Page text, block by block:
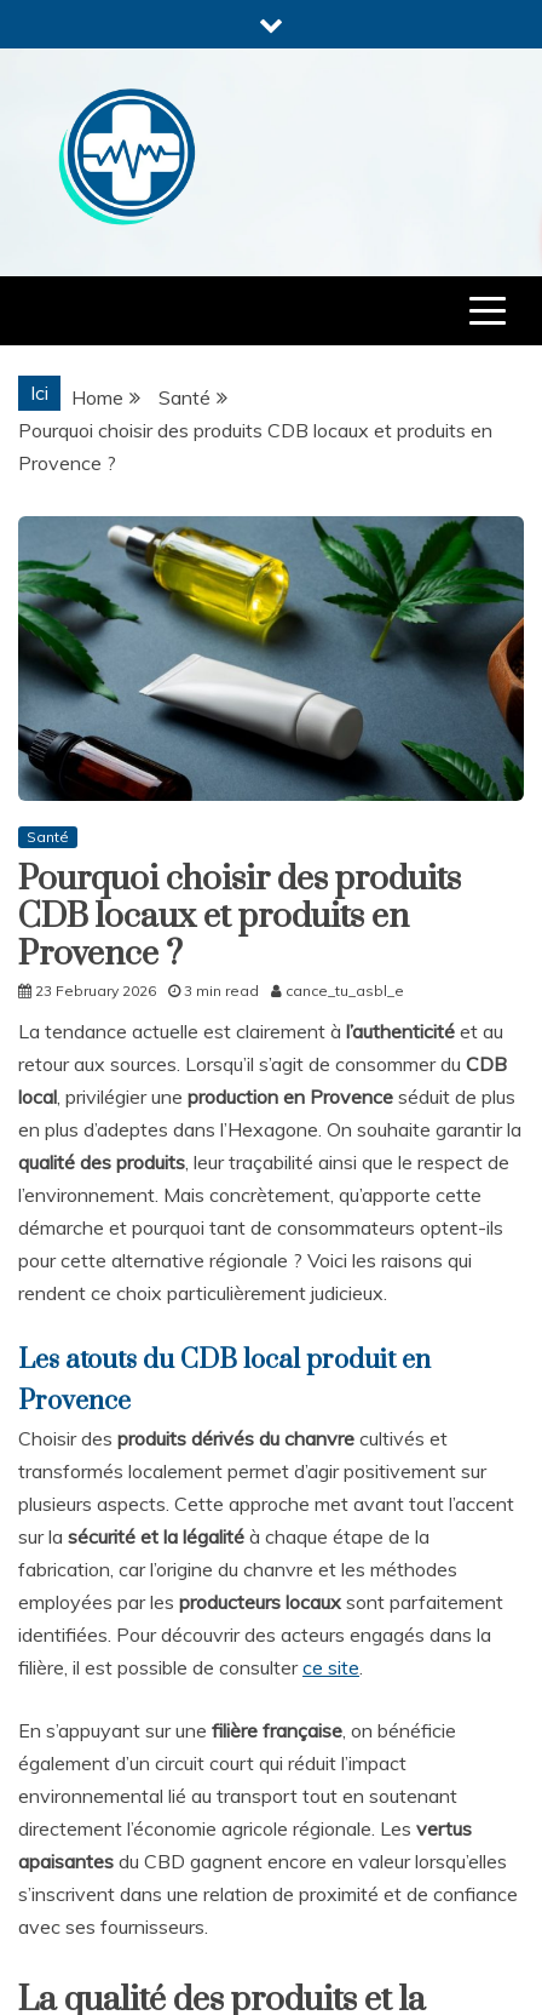
to
Cance-tu-asbl
Ici Home
Santé
Pourquoi choisir des produits CDB locaux et produits en
Provence ?
Santé
Pourquoi choisir des produits
CDB locaux et produits en
Provence ?
23 February 2026 3 min read cance_tu_asbl_e
La tendance actuelle est clairement à l’authenticité et au
retour aux sources. Lorsqu’il s’agit de consommer du CDB
local, privilégier une production en Provence séduit de plus
en plus d’adeptes dans l’Hexagone. On souhaite garantir la
qualité des produits, leur traçabilité ainsi que le respect de
l’environnement. Mais concrètement, qu’apporte cette
démarche et pourquoi tant de consommateurs optent-ils
pour cette alternative régionale ? Voici les raisons qui
rendent ce choix particulièrement judicieux.
Les atouts du CDB local produit en
Provence
Choisir des produits dérivés du chanvre cultivés et
transformés localement permet d’agir positivement sur
plusieurs aspects. Cette approche met avant tout l’accent
sur la sécurité et la légalité à chaque étape de la
fabrication, car l’origine du chanvre et les méthodes
employées par les producteurs locaux sont parfaitement
identifiées. Pour découvrir des acteurs engagés dans la
filière, il est possible de consulterce site.
En s’appuyant sur une filière française, on bénéficie
également d’un circuit court qui réduit l’impact
environnemental lié au transport tout en soutenant
directement l’économie agricole régionale. Les vertus
apaisantes du CBD gagnent encore en valeur lorsqu’elles
s’inscrivent dans une relation de proximité et de confiance
avec ses fournisseurs.
La qualité des produits et la